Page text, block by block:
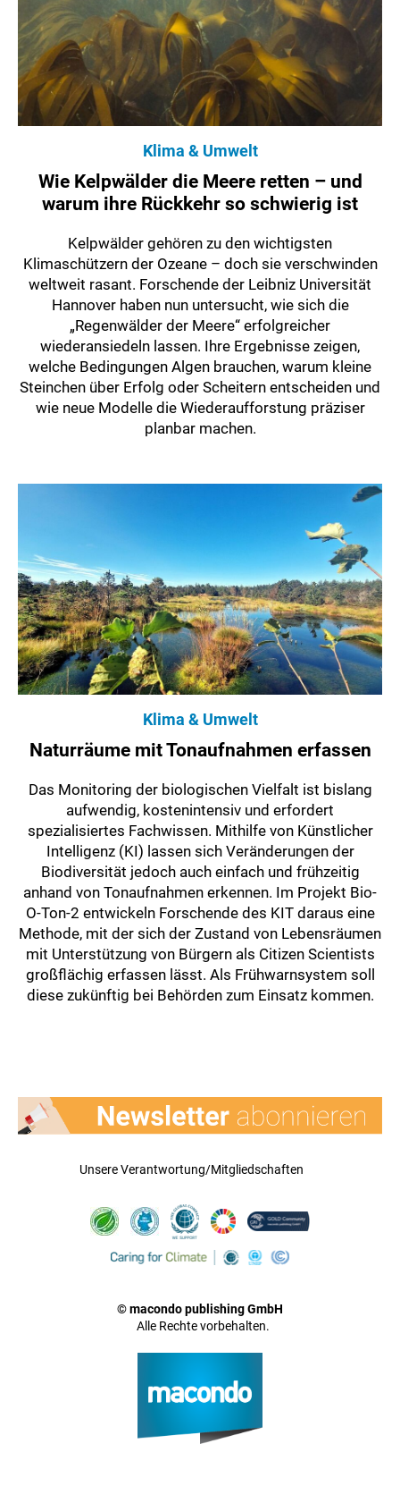
Klima & Umwelt
Wie Kelpwälder die Meere retten – und
warum ihre Rückkehr so schwierig ist
Kelpwälder gehören zu den wichtigsten
Klimaschützern der Ozeane – doch sie verschwinden
weltweit rasant. Forschende der Leibniz Universität
Hannover haben nun untersucht, wie sich die
„Regenwälder der Meere“ erfolgreicher
wiederansiedeln lassen. Ihre Ergebnisse zeigen,
welche Bedingungen Algen brauchen, warum kleine
Steinchen über Erfolg oder Scheitern entscheiden und
wie neue Modelle die Wiederaufforstung präziser
planbar machen.
Klima & Umwelt
Naturräume mit Tonaufnahmen erfassen
Das Monitoring der biologischen Vielfalt ist bislang
aufwendig, kostenintensiv und erfordert
spezialisiertes Fachwissen. Mithilfe von Künstlicher
Intelligenz (KI) lassen sich Veränderungen der
Biodiversität jedoch auch einfach und frühzeitig
anhand von Tonaufnahmen erkennen. Im Projekt Bio-
O-Ton-2 entwickeln Forschende des KIT daraus eine
Methode, mit der sich der Zustand von Lebensräumen
mit Unterstützung von Bürgern als Citizen Scientists
großflächig erfassen lässt. Als Frühwarnsystem soll
diese zukünftig bei Behörden zum Einsatz kommen.
Unsere Verantwortung/Mitgliedschaften
© macondo publishing GmbH
Alle Rechte vorbehalten.